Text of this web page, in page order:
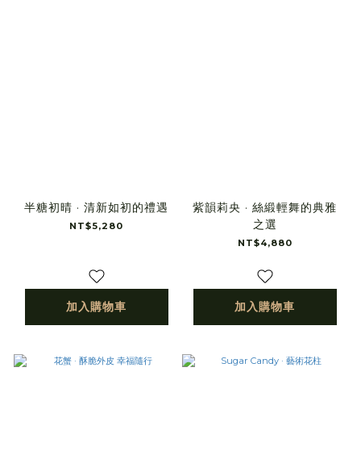
半糖初晴 · 清新如初的禮遇
NT$5,280
加入購物車
紫韻莉央 · 絲緞輕舞的典雅
之選
NT$4,880
加入購物車